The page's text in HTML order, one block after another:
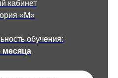
кабинет
«М»
обучения:
месяца